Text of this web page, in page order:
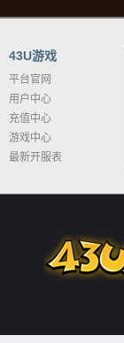
43U游戏
平台官网
用户中心
充值中心
游戏中心
最新开服表